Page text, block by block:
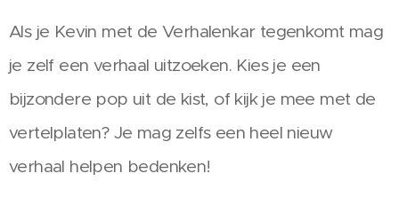
Als je Kevin met de Verhalenkar tegenkomt mag
je zelf een verhaal uitzoeken. Kies je een
bijzondere pop uit de kist, of kijk je mee met de
vertelplaten? Je mag zelfs een heel nieuw
verhaal helpen bedenken!